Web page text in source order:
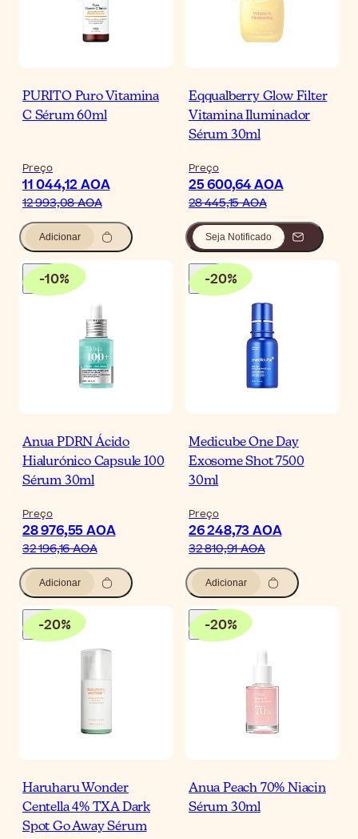
PURITO Puro Vitamina
C Sérum 60ml
Preço
11 044,12 AOA
12 993,08 AOA
Adicionar
Eqqualberry Glow Filter
Vitamina Iluminador
Sérum 30ml
Preço
25 600,64 AOA
28 445,15 AOA
Seja Notificado
-10%
Anua PDRN Ácido
Hialurónico Capsule 100
Sérum 30ml
Preço
28 976,55 AOA
32 196,16 AOA
Adicionar
-20%
Medicube One Day
Exosome Shot 7500
30ml
Preço
26 248,73 AOA
32 810,91 AOA
Adicionar
-20%
Haruharu Wonder
Centella 4% TXA Dark
Spot Go Away Sérum
-20%
Anua Peach 70% Niacin
Sérum 30ml